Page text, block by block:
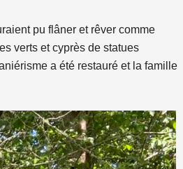
pu flâner et rêver comme
verts et cyprès de statues
a été restauré et la famille